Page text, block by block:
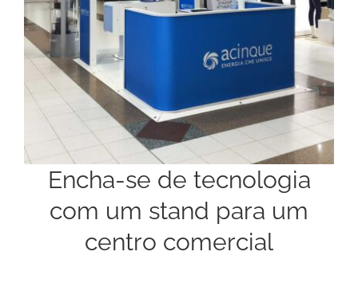
Encha-se de tecnologia
com um stand para um
centro comercial